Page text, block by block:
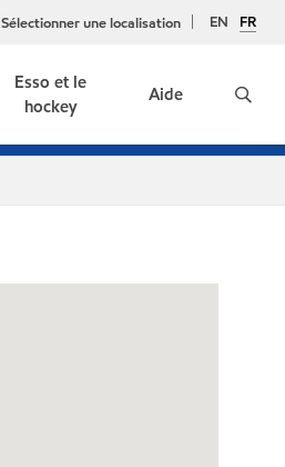
EN FR
Sélectionner une localisation
Esso et le
hockey
Aide